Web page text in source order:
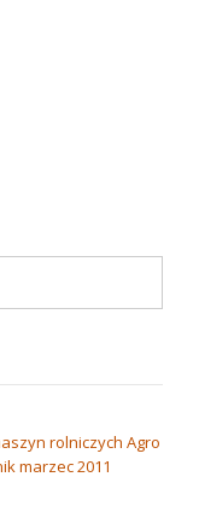
rolniczych Agro
marzec 2011